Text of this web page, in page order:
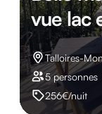
vue lac
Talloires-
5 personnes
256€/nuit